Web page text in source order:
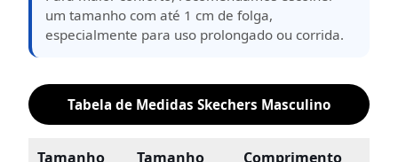
um tamanho com até 1 cm de folga,
especialmente para uso prolongado ou corrida.
Tabela de Medidas Skechers Masculino
Tamanho
Tamanho
Comprimento